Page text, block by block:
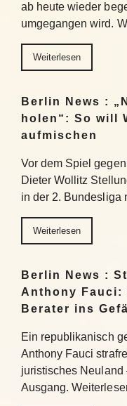
ab heute wieder
umgegangen wird.
Weiterlesen
Berlin News :
holen“: So will
aufmischen
Vor dem Spiel
Dieter Wollitz
in der 2. Bundesliga
Weiterlesen
Berlin News :
Anthony Fauci:
Berater ins
Ein republikanisch
Anthony Fauci
juristisches Neuland
Ausgang.